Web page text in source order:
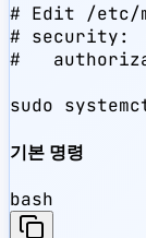
# Edit /etc/
# security:
#
sudo
기본 명령
bash